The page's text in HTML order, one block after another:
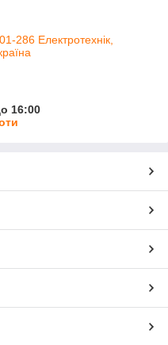
286 Електротехнік,
16:00